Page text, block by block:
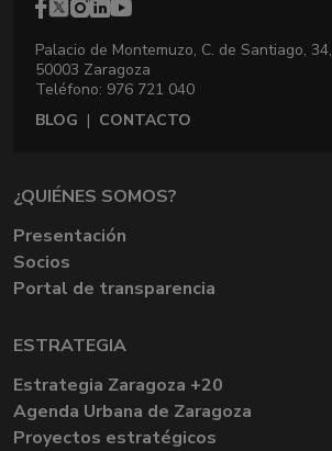
Palacio de Montemuzo, C. de Santiago, 34,
50003 Zaragoza
Teléfono: 976 721 040
BLOG | CONTACTO
¿QUIÉNES SOMOS?
Presentación
Socios
Portal de transparencia
ESTRATEGIA
Estrategia Zaragoza +20
Agenda Urbana de Zaragoza
Proyectos estratégicos